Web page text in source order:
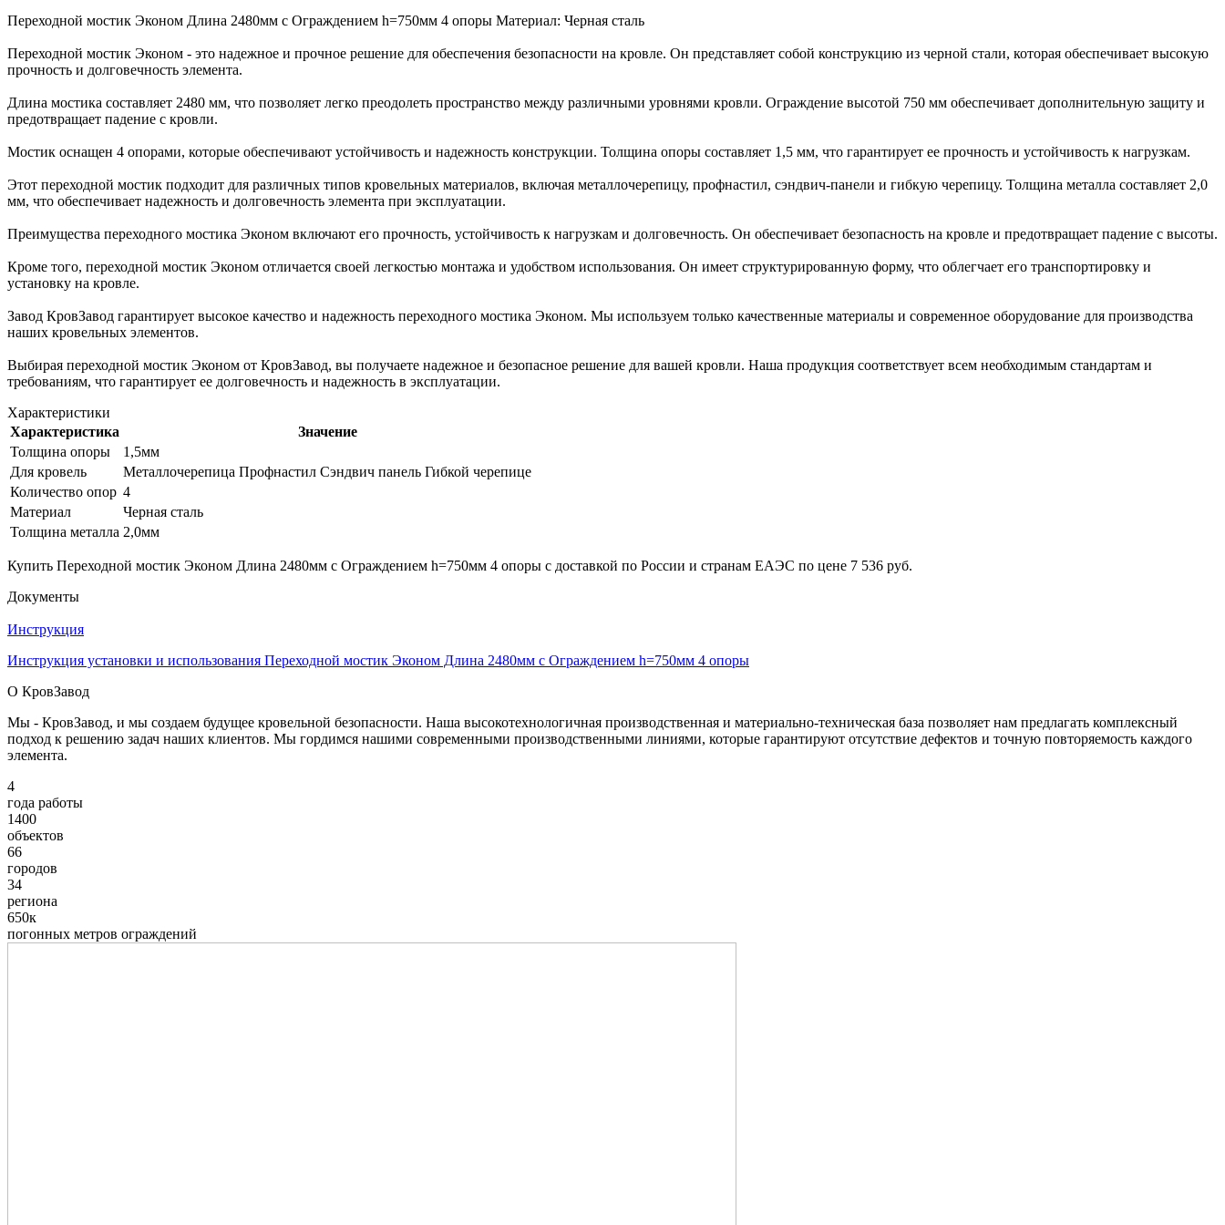
Переходной мостик Эконом Длина 2480мм с Ограждением h=750мм 4 опоры Материал: Черная сталь
Переходной мостик Эконом - это надежное и прочное решение для обеспечения безопасности на кровле. Он представляет собой конструкцию из черной стали, которая обеспечивает высокую
прочность и долговечность элемента.
Длина мостика составляет 2480 мм, что позволяет легко преодолеть пространство между различными уровнями кровли. Ограждение высотой 750 мм обеспечивает дополнительную защиту и
предотвращает падение с кровли.
Мостик оснащен 4 опорами, которые обеспечивают устойчивость и надежность конструкции. Толщина опоры составляет 1,5 мм, что гарантирует ее прочность и устойчивость к нагрузкам.
Этот переходной мостик подходит для различных типов кровельных материалов, включая металлочерепицу, профнастил, сэндвич-панели и гибкую черепицу. Толщина металла составляет 2,0
мм, что обеспечивает надежность и долговечность элемента при эксплуатации.
Преимущества переходного мостика Эконом включают его прочность, устойчивость к нагрузкам и долговечность. Он обеспечивает безопасность на кровле и предотвращает падение с высоты.
Кроме того, переходной мостик Эконом отличается своей легкостью монтажа и удобством использования. Он имеет структурированную форму, что облегчает его транспортировку и
установку на кровле.
Завод КровЗавод гарантирует высокое качество и надежность переходного мостика Эконом. Мы используем только качественные материалы и современное оборудование для производства
наших кровельных элементов.
Выбирая переходной мостик Эконом от КровЗавод, вы получаете надежное и безопасное решение для вашей кровли. Наша продукция соответствует всем необходимым стандартам и
требованиям, что гарантирует ее долговечность и надежность в эксплуатации.
Характеристики
Характеристика
Значение
Толщина опоры
1,5мм
Для кровель
Металлочерепица Профнастил Сэндвич панель Гибкой черепице
Количество опор 4
Материал
Черная сталь
Толщина металла 2,0мм
Купить Переходной мостик Эконом Длина 2480мм с Ограждением h=750мм 4 опоры с доставкой по России и странам ЕАЭС по цене 7 536 руб.
Документы
Инструкция
Инструкция установки и использования Переходной мостик Эконом Длина 2480мм с Ограждением h=750мм 4 опоры
О КровЗавод
Мы - КровЗавод, и мы создаем будущее кровельной безопасности. Наша высокотехнологичная производственная и материально-техническая база позволяет нам предлагать комплексный
подход к решению задач наших клиентов. Мы гордимся нашими современными производственными линиями, которые гарантируют отсутствие дефектов и точную повторяемость каждого
элемента.
4
года работы
1400
объектов
66
городов
34
региона
650к
погонных метров ограждений